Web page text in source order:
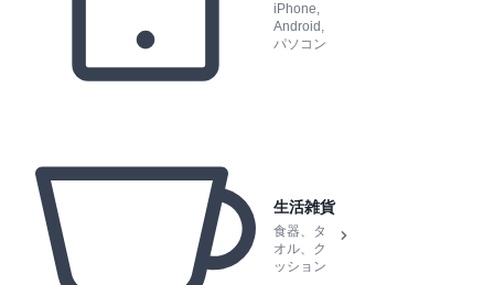
iPhone,
Android,
パソコン
生活雑貨
食器、タ
オル、ク
ッション